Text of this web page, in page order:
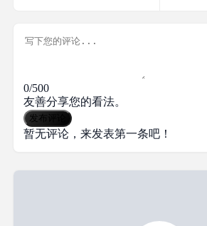
0/500
友善分享您的看法。
发布评论
暂无评论，来发表第一条吧！